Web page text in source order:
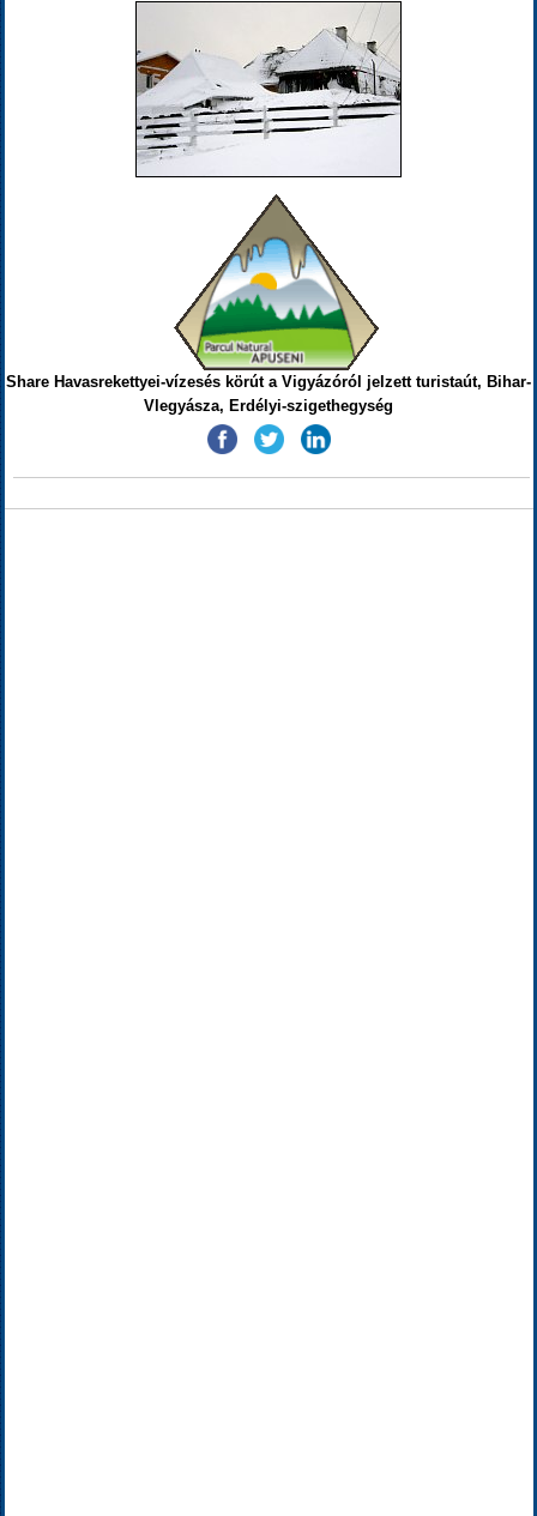
Share Havasrekettyei-vízesés körút a Vigyázóról jelzett turistaút, Bihar-
Vlegyásza, Erdélyi-szigethegység